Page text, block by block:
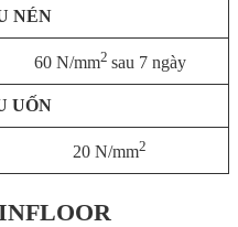
NÉN
60 N/mm2 sau 7 ngày
UỐN
20 N/mm2